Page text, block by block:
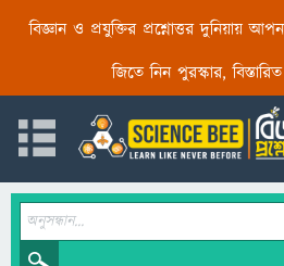
বিজ্ঞান ও প্রযুক্তির প্রশ্নোত্তর দুনিয়ায়
জিতে নিন পুরস্কার, বিস্তারিত